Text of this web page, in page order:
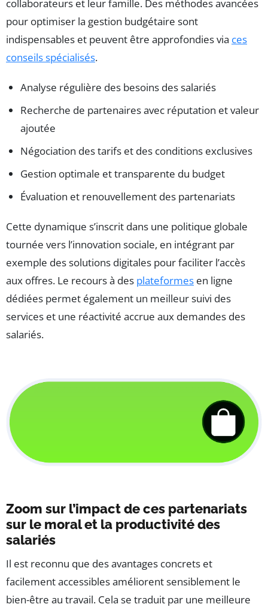
collaborateurs et leur famille. Des méthodes avancées
pour optimiser la gestion budgétaire sont
indispensables et peuvent être approfondies via ces
conseils spécialisés.
Analyse régulière des besoins des salariés
Recherche de partenaires avec réputation et valeur
ajoutée
Négociation des tarifs et des conditions exclusives
Gestion optimale et transparente du budget
Évaluation et renouvellement des partenariats
Cette dynamique s’inscrit dans une politique globale
tournée vers l’innovation sociale, en intégrant par
exemple des solutions digitales pour faciliter l’accès
aux offres. Le recours à des plateformes en ligne
dédiées permet également un meilleur suivi des
services et une réactivité accrue aux demandes des
salariés.
Zoom sur l’impact de ces partenariats
sur le moral et la productivité des
salariés
Il est reconnu que des avantages concrets et
facilement accessibles améliorent sensiblement le
bien-être au travail. Cela se traduit par une meilleure